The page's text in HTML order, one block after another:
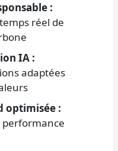
:
réel de
IA :
adaptées
optimisée :